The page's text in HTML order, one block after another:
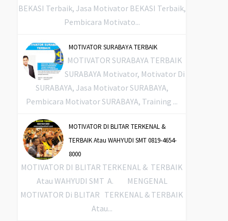
BEKASI Terbaik, Jasa Motivator BEKASI Terbaik,
Pembicara Motivato...
MOTIVATOR SURABAYA TERBAIK
MOTIVATOR SURABAYA TERBAIK
SURABAYA Motivator, Motivator Di
SURABAYA, Jasa Motivator SURABAYA,
Pembicara Motivator SURABAYA, Training ...
MOTIVATOR DI BLITAR TERKENAL &
TERBAIK Atau WAHYUDI SMT 0819-4654-
8000
MOTIVATOR DI BLITAR TERKENAL & TERBAIK
Atau WAHYUDI SMT A. MENGENAL
MOTIVATOR Di BLITAR TERKENAL & TERBAIK
Atau...